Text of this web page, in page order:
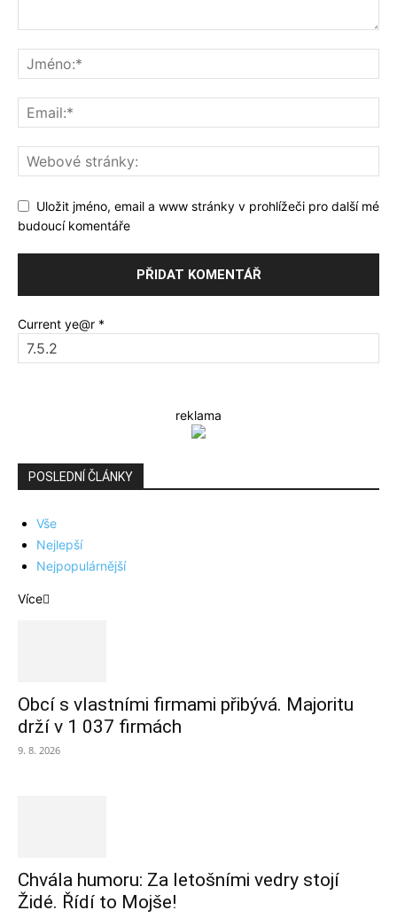
Uložit jméno, email a www stránky v prohlížeči pro další mé
budoucí komentáře
Current ye@r *
reklama
POSLEDNÍ ČLÁNKY
Vše
Nejlepší
Nejpopulárnější
Více
Obcí s vlastními firmami přibývá. Majoritu
drží v 1 037 firmách
9. 8. 2026
Chvála humoru: Za letošními vedry stojí
Židé. Řídí to Mojše!